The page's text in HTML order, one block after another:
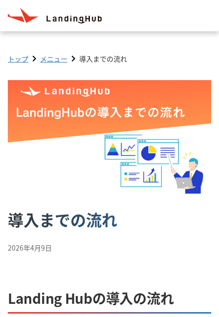
トップ メニュー 導入までの流れ
導入までの流れ
2026年4月9日
Landing Hubの導入の流れ